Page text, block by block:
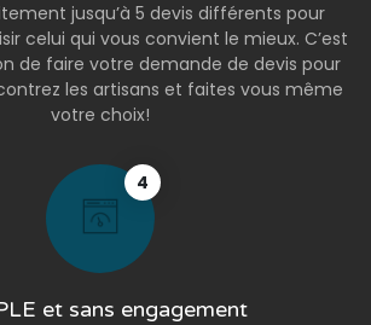
jusqu’à 5 devis différents pour
celui qui vous convient le mieux. C’est
de faire votre demande de devis pour
les artisans et faites vous même
votre choix!
4
et sans engagement